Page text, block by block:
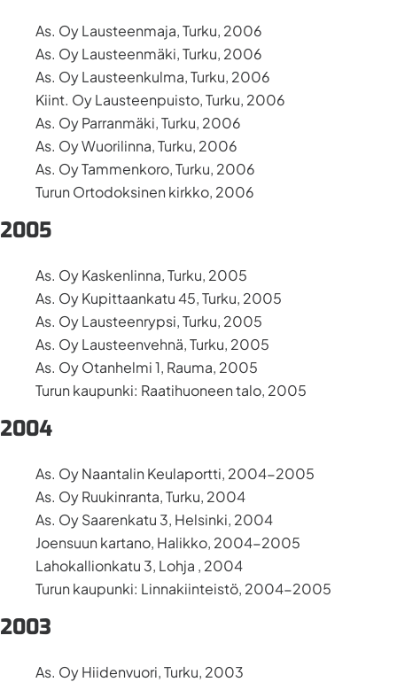
As. Oy Lausteenmaja, Turku, 2006
As. Oy Lausteenmäki, Turku, 2006
As. Oy Lausteenkulma, Turku, 2006
Kiint. Oy Lausteenpuisto, Turku, 2006
As. Oy Parranmäki, Turku, 2006
As. Oy Wuorilinna, Turku, 2006
As. Oy Tammenkoro, Turku, 2006
Turun Ortodoksinen kirkko, 2006
2005
As. Oy Kaskenlinna, Turku, 2005
As. Oy Kupittaankatu 45, Turku, 2005
As. Oy Lausteenrypsi, Turku, 2005
As. Oy Lausteenvehnä, Turku, 2005
As. Oy Otanhelmi 1, Rauma, 2005
Turun kaupunki: Raatihuoneen talo, 2005
2004
As. Oy Naantalin Keulaportti, 2004-2005
As. Oy Ruukinranta, Turku, 2004
As. Oy Saarenkatu 3, Helsinki, 2004
Joensuun kartano, Halikko, 2004-2005
Lahokallionkatu 3, Lohja , 2004
Turun kaupunki: Linnakiinteistö, 2004-2005
2003
As. Oy Hiidenvuori, Turku, 2003